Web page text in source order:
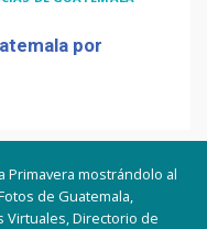
por
Primavera mostrándolo al
de Guatemala,
Virtuales, Directorio de